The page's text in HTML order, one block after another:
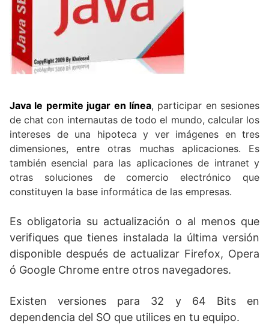
Java le permite jugar en línea, participar en sesiones
de chat con internautas de todo el mundo, calcular los
intereses de una hipoteca y ver imágenes en tres
dimensiones, entre otras muchas aplicaciones. Es
también esencial para las aplicaciones de intranet y
otras soluciones de comercio electrónico que
constituyen la base informática de las empresas.
Es obligatoria su actualización o al menos que
verifiques que tienes instalada la última versión
disponible después de actualizar Firefox, Opera
ó Google Chrome entre otros navegadores.
Existen versiones para 32 y 64 Bits en
dependencia del SO que utilices en tu equipo.